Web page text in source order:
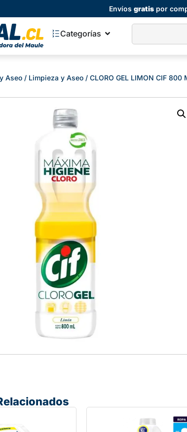
Envíosgratis por
Categorías
Aseo/ Limpieza y Aseo/ CLORO GEL LIMON CIF 800